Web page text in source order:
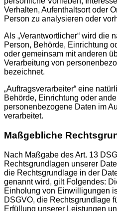
Verhalten, Aufenthaltsort oder
Person zu analysieren oder
Als „Verantwortlicher“ wird die
Person, Behörde, Einrichtung
oder gemeinsam mit anderen
Verarbeitung von
bezeichnet.
„Auftragsverarbeiter“ eine
Behörde, Einrichtung oder
personenbezogene Daten im
verarbeitet.
Maßgebliche
Nach Maßgabe des Art. 13
Rechtsgrundlagen unserer
die Rechtsgrundlage in der
genannt wird, gilt Folgendes:
Einholung von Einwilligungen
DSGVO, die Rechtsgrundlage
Erfüllung unserer Leistungen